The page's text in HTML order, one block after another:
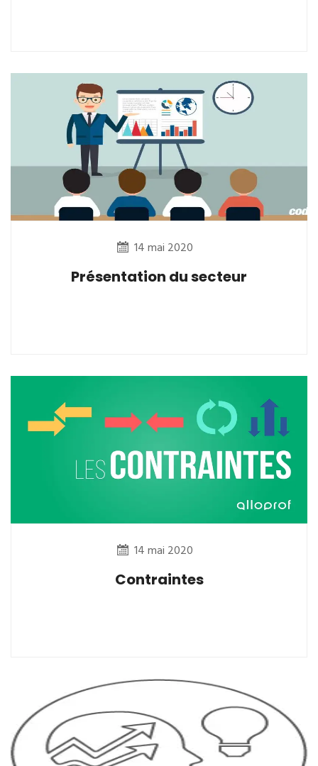
14 mai 2020
Présentation du secteur
14 mai 2020
Contraintes